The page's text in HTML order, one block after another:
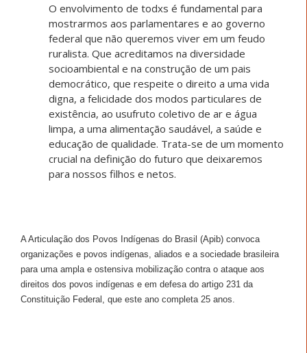
O envolvimento de todxs é fundamental para
mostrarmos aos parlamentares e ao governo
federal que não queremos viver em um feudo
ruralista. Que acreditamos na diversidade
socioambiental e na construção de um pais
democrático, que respeite o direito a uma vida
digna, a felicidade dos modos particulares de
existência, ao usufruto coletivo de ar e água
limpa, a uma alimentação saudável, a saúde e
educação de qualidade. Trata-se de um momento
crucial na definição do futuro que deixaremos
para nossos filhos e netos.
A Articulação dos Povos Indígenas do Brasil (Apib) convoca
organizações e povos indígenas, aliados e a sociedade brasileira
para uma ampla e ostensiva mobilização contra o ataque aos
direitos dos povos indígenas e em defesa do artigo 231 da
Constituição Federal, que este ano completa 25 anos.